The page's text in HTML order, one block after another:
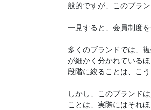
般的ですが、このブラ
一見すると、会員制度
多くのブランドでは、
が細かく分かれている
段階に絞ることは、こ
しかし、このブランド
ことは、実際にはそれ